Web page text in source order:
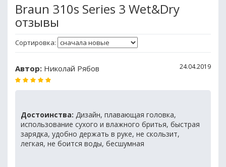
Braun 310s Series 3 Wet&Dry
отзывы
Сортировка:
Автор: Николай Рябов 24.04.2019
Достоинства: Дизайн, плавающая головка,
использование сухого и влажного бритья, быстрая
зарядка, удобно держать в руке, не скользит,
легкая, не боится воды, бесшумная